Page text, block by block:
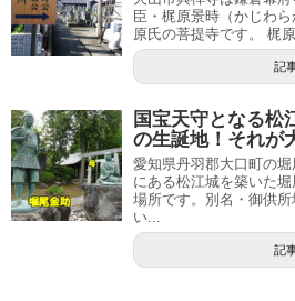
臣・梶原景時（かじわ
原氏の菩提寺です。 梶
記
国宝天守となる松
の生誕地！それが
愛知県丹羽郡大口町の
にある松江城を築いた
場所です。別名・御供
い...
記